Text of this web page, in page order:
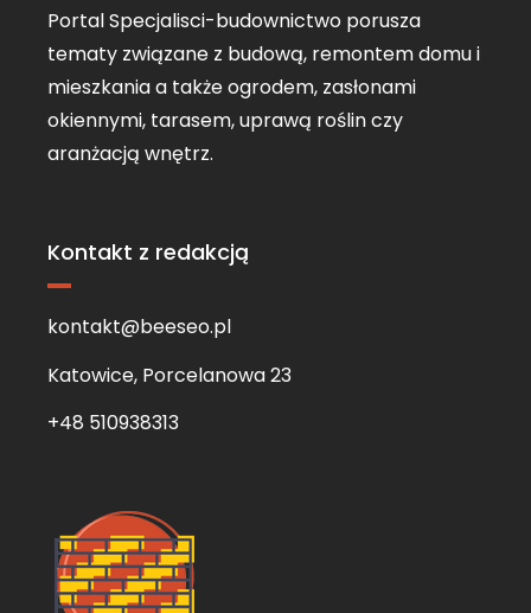
Portal Specjalisci-budownictwo porusza
tematy związane z budową, remontem domu i
mieszkania a także ogrodem, zasłonami
okiennymi, tarasem, uprawą roślin czy
aranżacją wnętrz.
Kontakt z redakcją
kontakt@beeseo.pl
Katowice, Porcelanowa 23
+48 510938313